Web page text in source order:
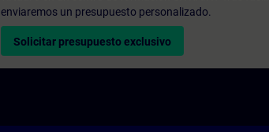
enviaremos un presupuesto personalizado.
Solicitar presupuesto exclusivo